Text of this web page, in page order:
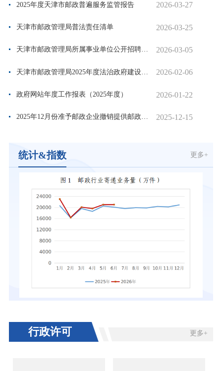
2025年度天津市邮政普遍服务监管报告 2026-03-27
天津市邮政管理局普法责任清单 2026-03-25
天津市邮政管理局所属事业单位公开招聘工作人员工作方案 2026-03-05
天津市邮政管理局2025年度法治政府建设情况报告 2026-02-06
政府网站年度工作报表（2025年度） 2026-01-22
2025年12月份准予邮政企业撤销提供邮政普遍服务的邮政营业场... 2025-12-15
统计&指数 更多+
行政许可 更多+